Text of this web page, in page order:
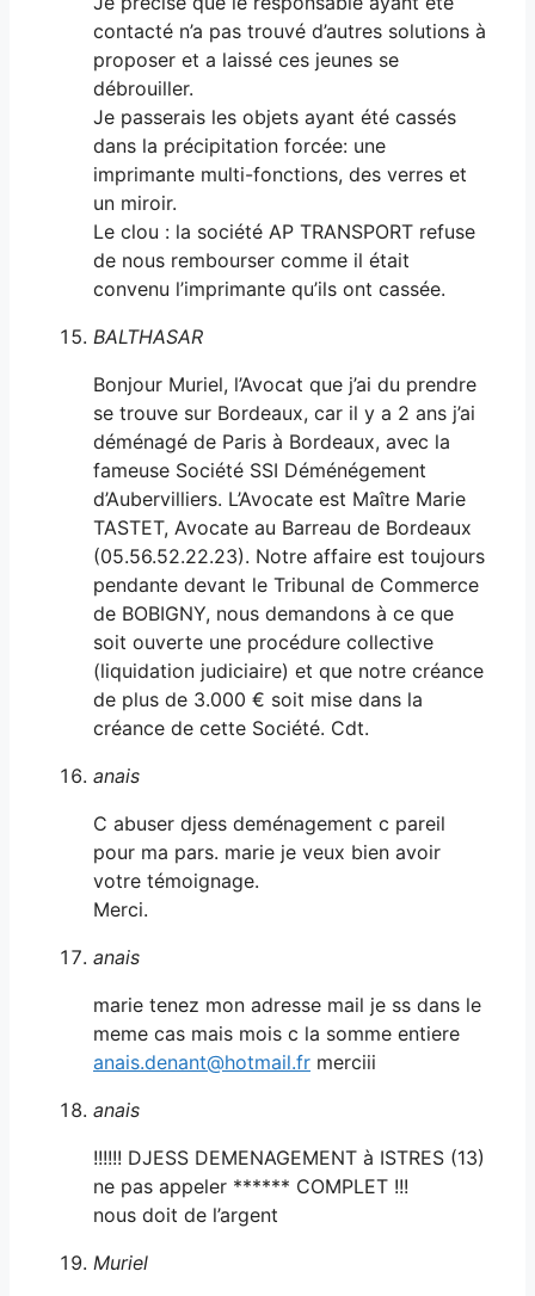
contacté n’a pas trouvé d’autres solutions à
proposer et a laissé ces jeunes se
débrouiller.
Je passerais les objets ayant été cassés
dans la précipitation forcée: une
imprimante multi-fonctions, des verres et
un miroir.
Le clou : la société AP TRANSPORT refuse
de nous rembourser comme il était
convenu l’imprimante qu’ils ont cassée.
BALTHASAR
Bonjour Muriel, l’Avocat que j’ai du prendre
se trouve sur Bordeaux, car il y a 2 ans j’ai
déménagé de Paris à Bordeaux, avec la
fameuse Société SSI Déménégement
d’Aubervilliers. L’Avocate est Maître Marie
TASTET, Avocate au Barreau de Bordeaux
(05.56.52.22.23). Notre affaire est toujours
pendante devant le Tribunal de Commerce
de BOBIGNY, nous demandons à ce que
soit ouverte une procédure collective
(liquidation judiciaire) et que notre créance
de plus de 3.000 € soit mise dans la
créance de cette Société. Cdt.
anais
C abuser djess deménagement c pareil
pour ma pars. marie je veux bien avoir
votre témoignage.
Merci.
anais
marie tenez mon adresse mail je ss dans le
meme cas mais mois c la somme entiere
anais.denant@hotmail.fr merciii
anais
!!!!!! DJESS DEMENAGEMENT à ISTRES (13)
ne pas appeler ****** COMPLET !!!
nous doit de l’argent
Muriel